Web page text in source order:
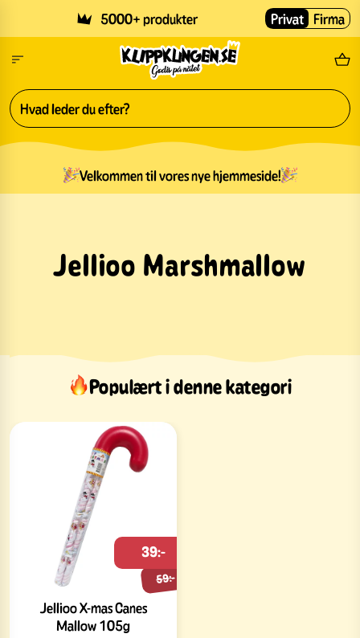
5000+ produkter Privat Firma
Velkommen til vores nye hjemmeside!
Jellioo Marshmallow
Populært i denne kategori
Jellioo X-mas Canes
Mallow 105g
59:-
39:-